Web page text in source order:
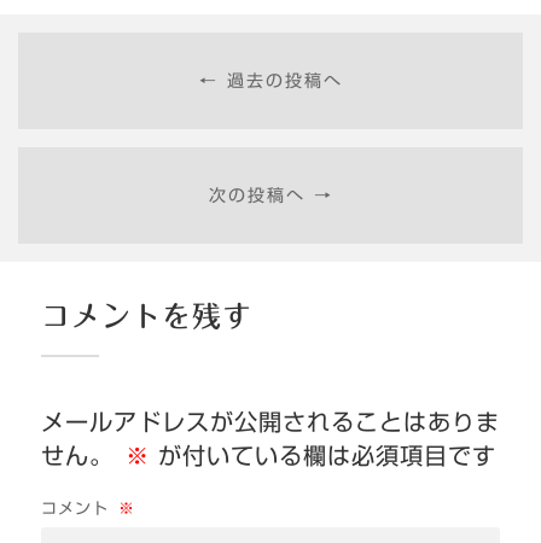
← 過去の投稿へ
次の投稿へ →
コメントを残す
メールアドレスが公開されることはありま
せん。
※ が付いている欄は必須項目です
コメント ※